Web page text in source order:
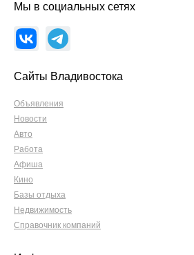
Мы в социальных сетях
Сайты Владивостока
Объявления
Новости
Авто
Работа
Афиша
Кино
Базы отдыха
Недвижимость
Справочник компаний